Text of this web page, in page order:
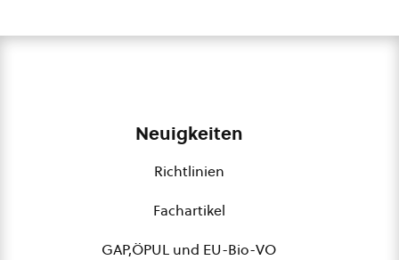
Neuigkeiten
Richtlinien
Fachartikel
GAP,ÖPUL und EU-Bio-VO